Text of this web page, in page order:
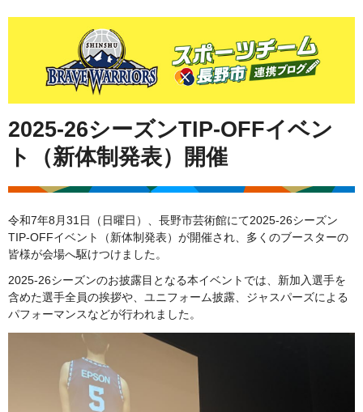
BRAVE WARRIORS スポーツチーム 長野市 連携ブログ
2025-26シーズンTIP-OFFイベン
ト（新体制発表）開催
令和7年8月31日（日曜日）、長野市芸術館にて2025-26シーズン
TIP-OFFイベント（新体制発表）が開催され、多くのブースターの
皆様が会場へ駆けつけました。
2025-26シーズンのお披露目となる本イベントでは、新加入選手を
含めた選手全員の挨拶や、ユニフォーム披露、ジャスパーズによる
パフォーマンスなどが行われました。